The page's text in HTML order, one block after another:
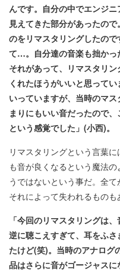
んです。自分の中でエンジ
見えてきた部分があったの
のをリマスタリングしたの
て…。自分達の音楽も拙かっ
それがあって、リマスタリ
くれたほうがいいと思って
いっていますが、当時のマ
まりにもいい音だったので
という感覚でした」(小西)。
リマスタリングという言葉
も音が良くなるという魔法
うではないという事だ。全て
それによって失われるものも
「今回のリマスタリングは
逆に聴こえすぎて、耳をふ
たけど(笑)。当時のアナログ
品はさらに音がゴージャス